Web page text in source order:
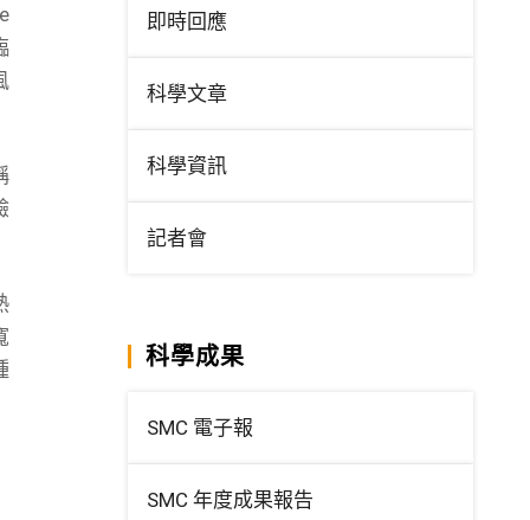
即時回應
科學文章
科學資訊
記者會
科學成果
SMC 電子報
SMC 年度成果報告